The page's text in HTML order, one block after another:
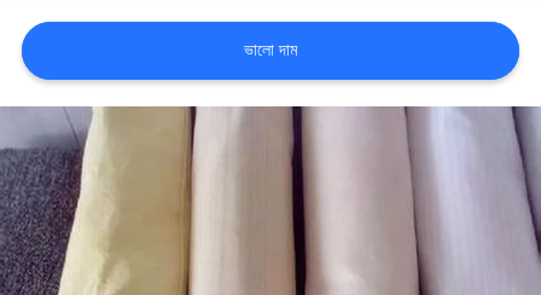
উদ্ধৃতির
জন্য
আবেদন
সাইট
ম্যাপ
ভালো দাম